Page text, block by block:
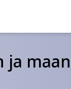
ja